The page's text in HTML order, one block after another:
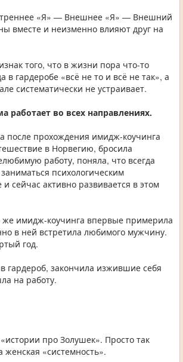
«Я» — Внешнее «Я» — Внешний
вместе и неизменно влияют друг на
того, что в жизни пора что-то
в гардеробе «всё не то и всё не так», а
систематически не устраивает.
работает во всех направлениях.
после прохождения имидж-коучинга
в Норвегию, бросила
работу, поняла, что всегда
психологическим
и сейчас активно развивается в этом
же имидж-коучинга впервые примерила
в ней встретила любимого мужчину.
год.
гардероб, закончила изжившие себя
на работу.
про Золушек». Просто так
«системность».